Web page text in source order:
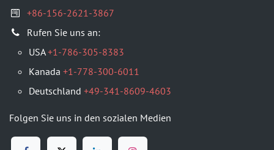
+86-156-2621-3867
​Rufen Sie uns an:
USA+1-786-305-8383
Kanada +1-778-300-6011
Deutschland +49-341-8609-4603
Folgen Sie uns in den sozialen Medien